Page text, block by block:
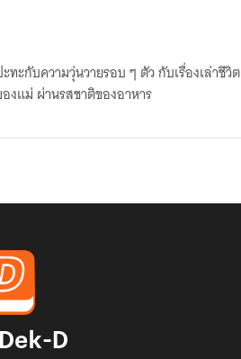
ะกับความวุ่นวายรอบ ๆ ตัว กับเรื่องเล่าชีวิต
งแม่ ผ่านรสชาติของอาหาร
D